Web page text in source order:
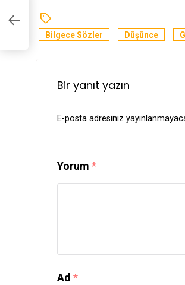
Bilgece Sözler Düşünce
Bir yanıt yazın
E-posta adresiniz
Yorum *
Ad *